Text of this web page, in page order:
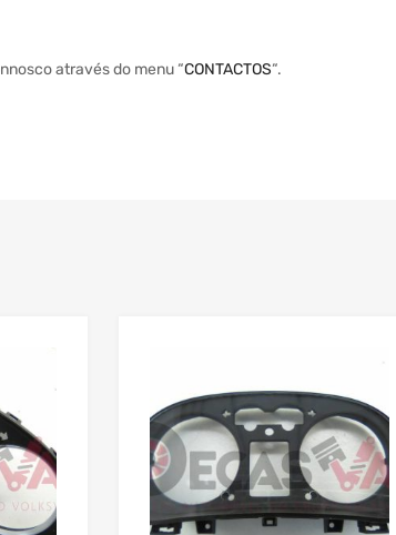
através do menu “CONTACTOS“.